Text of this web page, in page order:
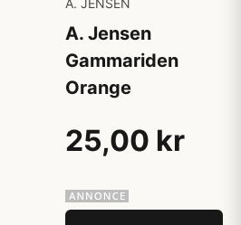
A. JENSEN
A. Jensen
Gammariden
Orange
25,00 kr